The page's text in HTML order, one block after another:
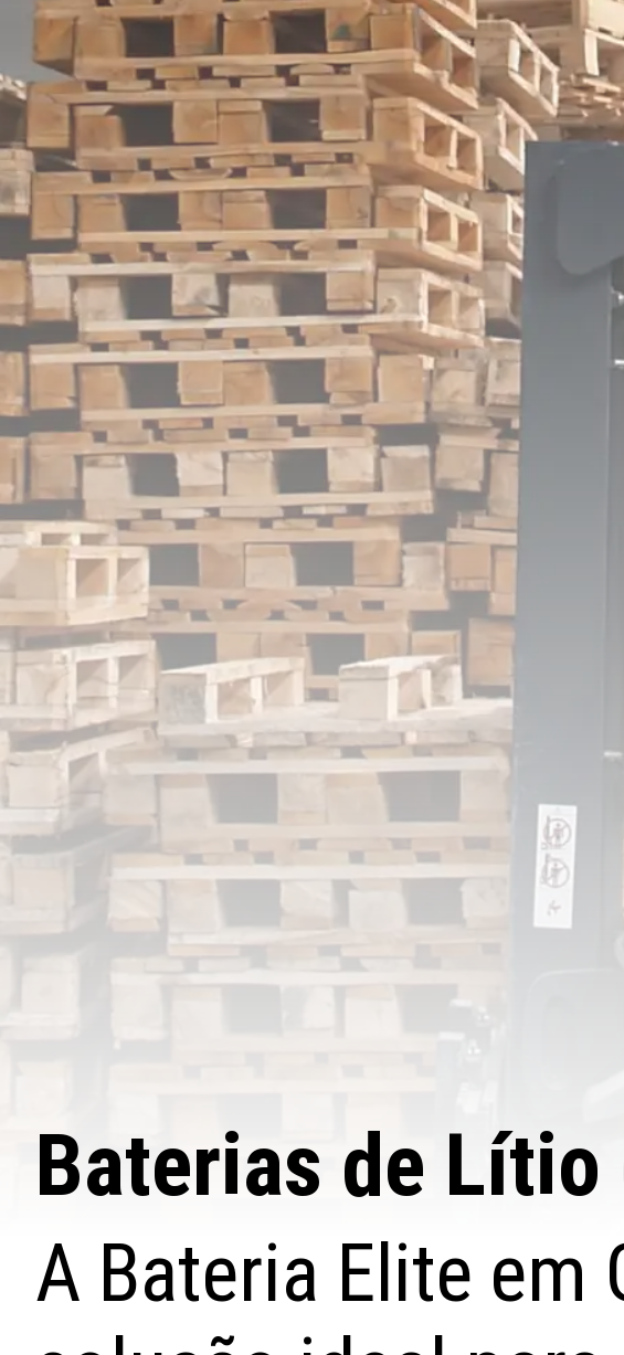
Baterias de Lítio
A Bateria Elite em